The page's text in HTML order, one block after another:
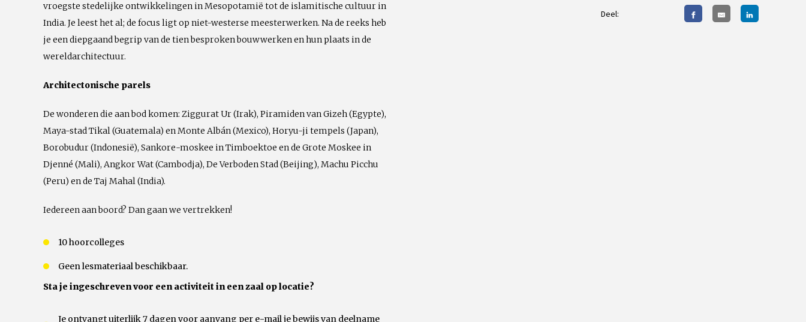
vroegste stedelijke ontwikkelingen in Mesopotamië tot de islamitische cultuur in
India. Je leest het al; de focus ligt op niet-westerse meesterwerken. Na de reeks heb
je een diepgaand begrip van de tien besproken bouwwerken en hun plaats in de
wereldarchitectuur.
Architectonische parels
De wonderen die aan bod komen: Ziggurat Ur (Irak), Piramiden van Gizeh (Egypte),
Maya-stad Tikal (Guatemala) en Monte Albán (Mexico), Horyu-ji tempels (Japan),
Borobudur (Indonesië), Sankore-moskee in Timboektoe en de Grote Moskee in
Djenné (Mali), Angkor Wat (Cambodja), De Verboden Stad (Beijing), Machu Picchu
(Peru) en de Taj Mahal (India).
Iedereen aan boord? Dan gaan we vertrekken!
10 hoorcolleges
Geen lesmateriaal beschikbaar.
Sta je ingeschreven voor een activiteit in een zaal op locatie?
Je ontvangt uiterlijk 7 dagen voor aanvang per e-mail je bewijs van deelname
Deel: